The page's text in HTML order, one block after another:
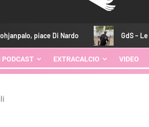
Nardo GdS – Le Douaron e
PODCAST EXTRACALCIO VIDEO